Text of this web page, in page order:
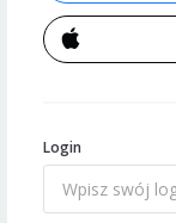
Login